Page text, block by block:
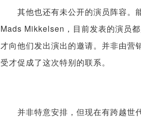
其他也还有未公开的演员阵容。
Mads Mikkelsen，目前发表的演员
才向他们发出演出的邀请。并非由营
受才促成了这次特别的联系。
并非特意安排，但现在有跨越世